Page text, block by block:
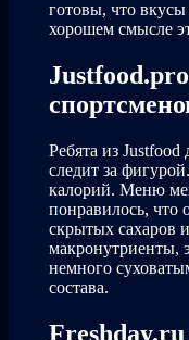
готовы, что вкусы
хорошем смысле
Ребята из
следит за
калорий. Меню
понравилось, что
скрытых сахаров
макронутриенты,
немного
состава.